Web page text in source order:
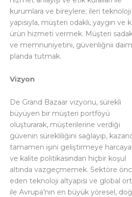
kurumlara ve bireylere; ileri
yapısıyla, müşteri odaklı, yaygın ve
ürün hizmeti vermek. Müşteri
ve memnuniyetini, güvenliğnii
planda tutmak.
Vizyon
De Grand Bazaar vizyonu, sürekli
büyüyen bir müşteri portföyü
oluşturarak, müşterilerine verdiği
güvenin sürekliliğini sağlayıp,
tamamen işini geliştirmeye
ve kalite politikasından hiçbir koşul
altında vazgeçmemek. Sektöre
eden teknoloji altyapısı ve global
ile Avrupa’nın en büyük yöresel,